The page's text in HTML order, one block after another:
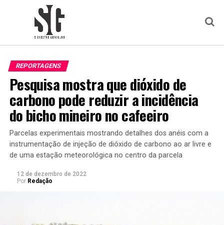
REPORTAGENS
Pesquisa mostra que dióxido de
carbono pode reduzir a incidência
do bicho mineiro no cafeeiro
Parcelas experimentais mostrando detalhes dos anéis com a
instrumentação de injeção de dióxido de carbono ao ar livre e
de uma estação meteorológica no centro da parcela
12 de dezembro de 2022
Por Redação